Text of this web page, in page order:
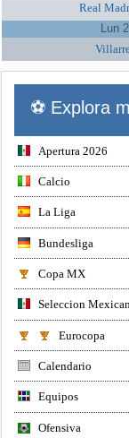
Real
Lun
⚽ Explora
Apertura 2026
Calcio
La Liga
Bundesliga
Copa MX
Seleccion
Eurocopa
Calendario
Equipos
Ofensiva